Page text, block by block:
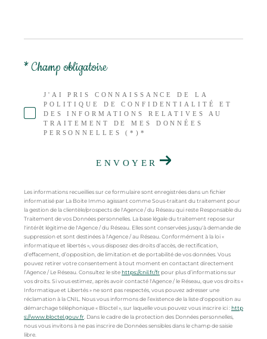
J'AI PRIS CONNAISSANCE DE LA
POLITIQUE DE CONFIDENTIALITÉ ET
DES INFORMATIONS RELATIVES AU
TRAITEMENT DE MES DONNÉES
PERSONNELLES (*)*
* Champ obligatoire
ENVOYER
Les informations recueillies sur ce formulaire sont enregistrées dans un fichier
informatisé par La Boite Immo agissant comme Sous-traitant du traitement pour
la gestion de la clientèle/prospects de l'Agence / du Réseau qui reste Responsable du
Traitement de vos Données personnelles. La base légale du traitement repose sur
l'intérêt légitime de l'Agence / du Réseau. Elles sont conservées jusqu'à demande de
suppression et sont destinées à l'Agence / au Réseau. Conformément à la loi «
informatique et libertés », vous disposez des droits d’accès, de rectification,
d’effacement, d’opposition, de limitation et de portabilité de vos données. Vous
pouvez retirer votre consentement à tout moment en contactant directement
l’Agence / Le Réseau. Consultez le sitehttps://cnil.fr/fr pour plus d’informations sur
vos droits. Si vous estimez, après avoir contacté l'Agence / le Réseau, que vos droits «
Informatique et Libertés » ne sont pas respectés, vous pouvez adresser une
réclamation à la CNIL. Nous vous informons de l’existence de la liste d'opposition au
démarchage téléphonique « Bloctel », sur laquelle vous pouvez vous inscrire ici :http
s://www.bloctel.gouv.fr . Dans le cadre de la protection des Données personnelles,
nous vous invitons à ne pas inscrire de Données sensibles dans le champ de saisie
libre.